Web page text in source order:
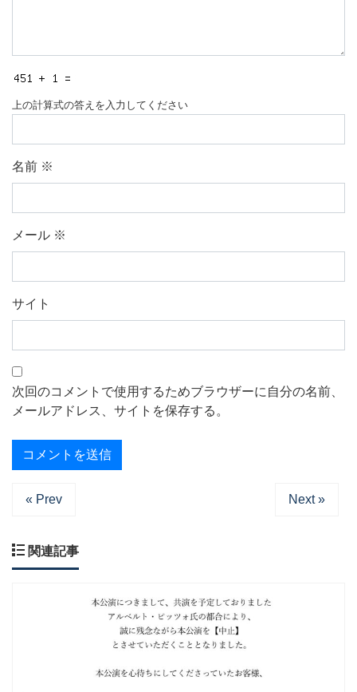
上の計算式の答えを入力してください
名前 ※
メール ※
サイト
次回のコメントで使用するためブラウザーに自分の名前、
メールアドレス、サイトを保存する。
« Prev Next »
関連記事